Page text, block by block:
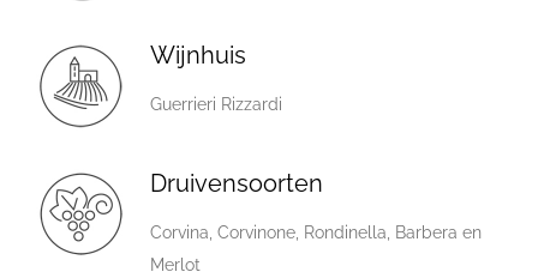
Wijnhuis
Guerrieri Rizzardi
Druivensoorten
Corvina, Corvinone, Rondinella, Barbera en
Merlot